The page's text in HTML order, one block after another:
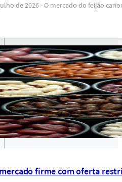
de 2026 - O mercado do feijão
firme com oferta